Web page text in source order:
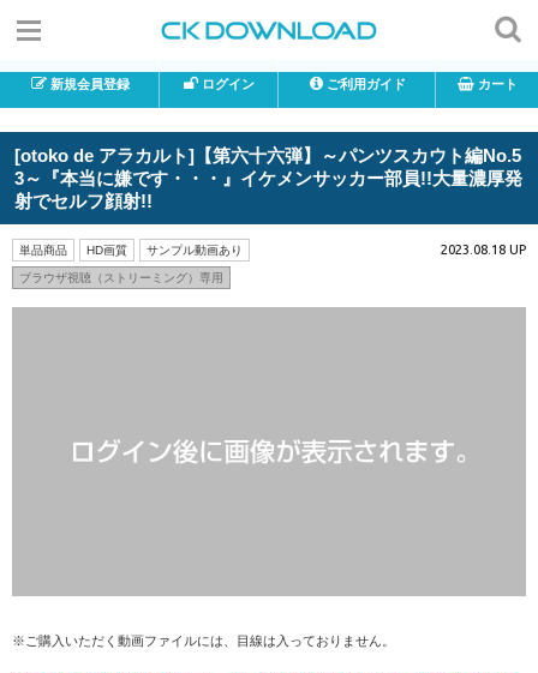
新規会員登録 ログイン ご利用ガイド カート
[otoko de アラカルト]【第六十六弾】～パンツスカウト編No.5
3～『本当に嫌です・・・』イケメンサッカー部員!!大量濃厚発
射でセルフ顔射!!
単品商品 HD画質 サンプル動画あり
ブラウザ視聴（ストリーミング）専用
2023.08.18 UP
※ご購入いただく動画ファイルには、目線は入っておりません。